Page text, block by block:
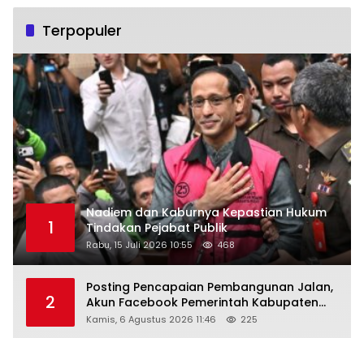
Terpopuler
1
Nadiem dan Kaburnya Kepastian Hukum
Tindakan Pejabat Publik
Rabu, 15 Juli 2026 10:55 468
2
Posting Pencapaian Pembangunan Jalan,
Akun Facebook Pemerintah Kabupaten
Rembang “Dirujak” Warganet
Kamis, 6 Agustus 2026 11:46 225